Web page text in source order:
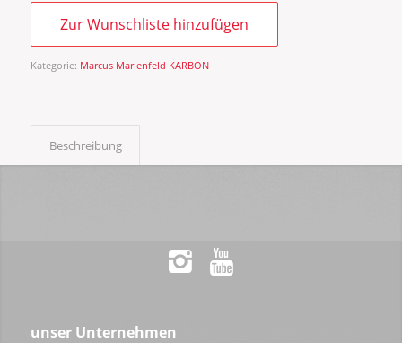
Zur Wunschliste hinzufügen
Kategorie: Marcus Marienfeld KARBON
Beschreibung
unser Unternehmen